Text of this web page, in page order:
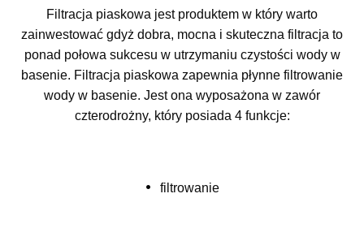
Filtracja piaskowa jest produktem w który warto
zainwestować gdyż dobra, mocna i skuteczna filtracja to
ponad połowa sukcesu w utrzymaniu czystości wody w
basenie. Filtracja piaskowa zapewnia płynne filtrowanie
wody w basenie. Jest ona wyposażona w zawór
czterodrożny, który posiada 4 funkcje:
• filtrowanie